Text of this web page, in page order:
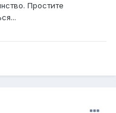
Простите